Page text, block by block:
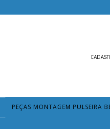
PEÇAS MONTAGEM PULSEIRA